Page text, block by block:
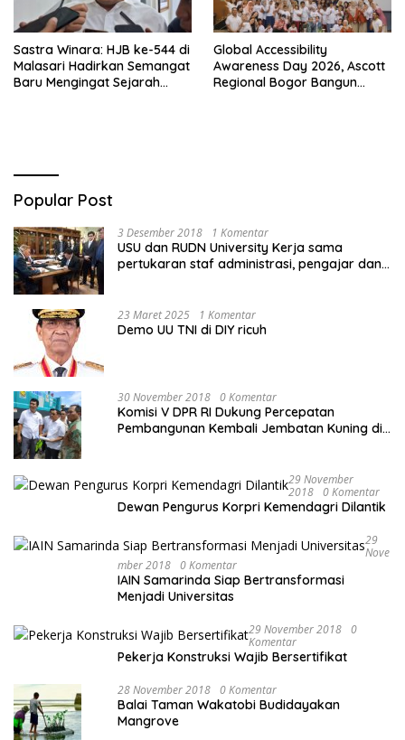
Sastra Winara: HJB ke-544 di
Malasari Hadirkan Semangat
Baru Mengingat Sejarah
Global Accessibility
Awareness Day 2026, Ascott
Regional Bogor Bangun
Popular Post
3 Desember 2018 1 Komentar
USU dan RUDN University Kerja sama
pertukaran staf administrasi, pengajar dan
23 Maret 2025 1 Komentar
Demo UU TNI di DIY ricuh
30 November 2018 0 Komentar
Komisi V DPR RI Dukung Percepatan
Pembangunan Kembali Jembatan Kuning di
29 November
2018 0 Komentar
Dewan Pengurus Korpri Kemendagri Dilantik
29
Nove
Mber 2018 0 Komentar
IAIN Samarinda Siap Bertransformasi
Menjadi Universitas
29 November 2018 0
Komentar
Pekerja Konstruksi Wajib Bersertifikat
28 November 2018 0 Komentar
Balai Taman Wakatobi Budidayakan
Mangrove